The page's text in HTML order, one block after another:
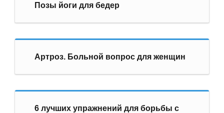
Позы йоги для бедер
Артроз. Больной вопрос для женщин
6 лучших упражнений для борьбы с